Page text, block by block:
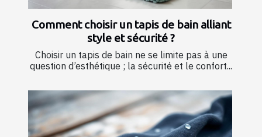
Comment choisir un tapis de bain alliant
style et sécurité ?
Choisir un tapis de bain ne se limite pas à une
question d’esthétique ; la sécurité et le confort...